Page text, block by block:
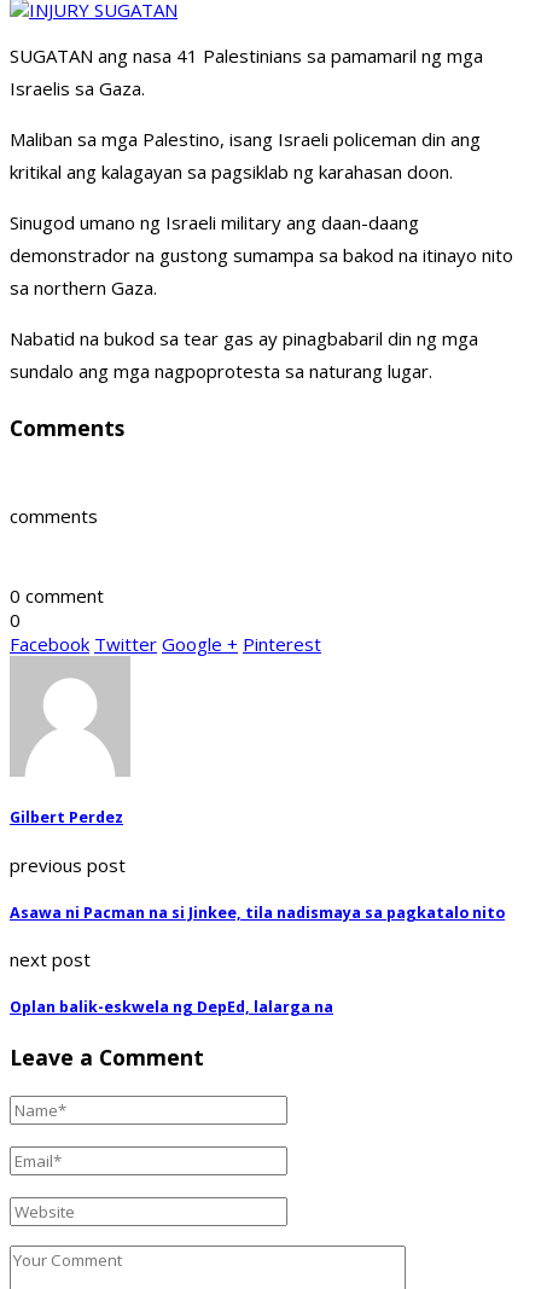
SUGATAN ang nasa 41 Palestinians sa pamamaril ng mga
Israelis sa Gaza.
Maliban sa mga Palestino, isang Israeli policeman din ang
kritikal ang kalagayan sa pagsiklab ng karahasan doon.
Sinugod umano ng Israeli military ang daan-daang
demonstrador na gustong sumampa sa bakod na itinayo nito
sa northern Gaza.
Nabatid na bukod sa tear gas ay pinagbabaril din ng mga
sundalo ang mga nagpoprotesta sa naturang lugar.
Comments
comments
0 comment
0
Facebook Twitter Google + Pinterest
Gilbert Perdez
previous post
Asawa ni Pacman na si Jinkee, tila nadismaya sa pagkatalo nito
next post
Oplan balik-eskwela ng DepEd, lalarga na
Leave a Comment